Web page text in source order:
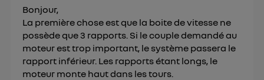
Bonjour,
La première chose est que la boite de vitesse ne
possède que 3 rapports. Si le couple demandé au
moteur est trop important, le système passera le
rapport inférieur. Les rapports étant longs, le
moteur monte haut dans les tours.
personnelles d'Utiq